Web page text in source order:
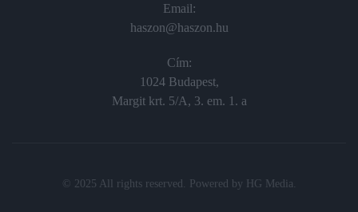
Email:
haszon@haszon.hu
Cím:
1024 Budapest,
Margit krt. 5/A, 3. em. 1. a
© 2025 All rights reserved. Powered by HG Media